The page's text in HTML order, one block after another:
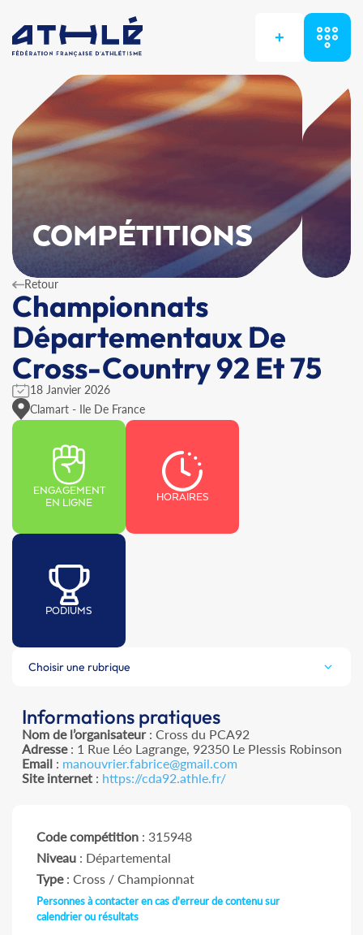
+
COMPÉTITIONS
Retour
Championnats
Départementaux De
Cross-Country 92 Et 75
18 Janvier 2026
Clamart - Ile De France
ENGAGEMENT
EN LIGNE
HORAIRES
PODIUMS
Choisir une rubrique
Informations pratiques
Nom de l’organisateur: Cross du PCA92
Adresse: 1 Rue Léo Lagrange, 92350 Le Plessis Robinson
Email: manouvrier.fabrice@gmail.com
Site internet: https://cda92.athle.fr/
Code compétition : 315948
Niveau : Départemental
Type: Cross / Championnat
Personnes à contacter en cas d'erreur de contenu sur
calendrier ou résultats